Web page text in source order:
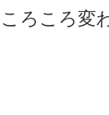
ころころ変